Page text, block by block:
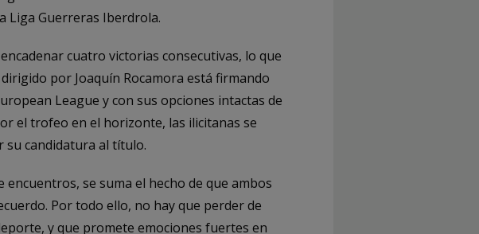
Liga Guerreras Iberdrola.
cuatro victorias consecutivas, lo que
por Joaquín Rocamora está firmando
League y con sus opciones intactas de
el trofeo en el horizonte, las ilicitanas se
su candidatura al título.
se suma el hecho de que ambos
Por todo ello, no hay que perder de
y que promete emociones fuertes en